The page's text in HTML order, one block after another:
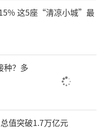
地，青岛首家智慧
园区(试点)。”
这5座“清凉小城”最
种？多
值突破1.7万亿元